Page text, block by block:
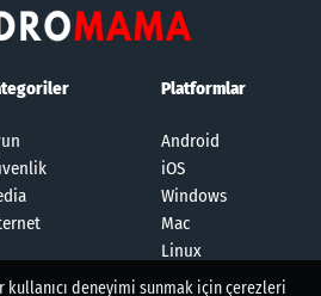
Platformlar
Android
iOS
Windows
Mac
Linux
deneyimi sunmak için çerezleri